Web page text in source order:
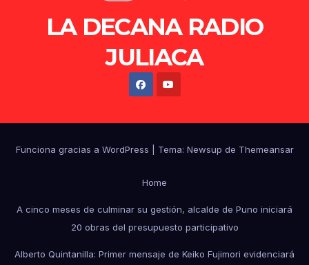
LA DECANA RADIO
JULIACA
Funciona gracias a WordPress Tema: Newsup de Themeansar
Home
A cinco meses de culminar su gestión, alcalde de Puno iniciará
20 obras del presupuesto participativo
Alberto Quintanilla: Primer mensaje de Keiko Fujimori evidenciará